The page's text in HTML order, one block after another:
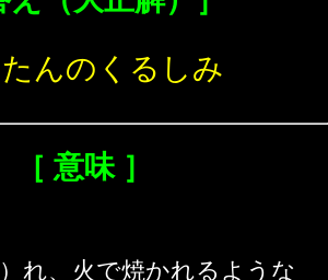
たんのくるしみ
［ 意味 ］
れ、火で焼かれるような